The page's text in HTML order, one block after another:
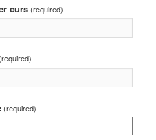
curs (required)
(required)
(required)